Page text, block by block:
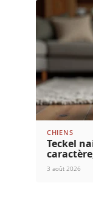
CHIENS
Teckel
3 août 2026